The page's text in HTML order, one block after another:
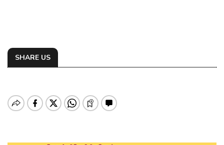
SHARE US